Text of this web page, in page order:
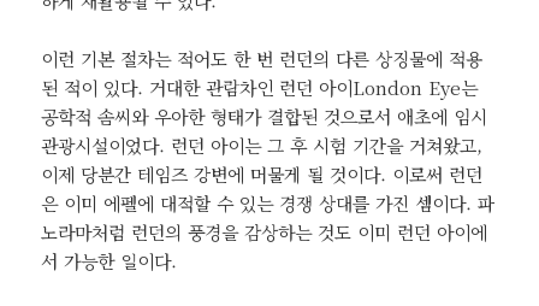
이런 기본 절차는 적어도 한 번 런던의 다른 상징물에 적용
된 적이 있다. 거대한 관람차인 런던 아이London Eye는
공학적 솜씨와 우아한 형태가 결합된 것으로서 애초에 임시
관광시설이었다. 런던 아이는 그 후 시험 기간을 거쳐왔고,
이제 당분간 테임즈 강변에 머물게 될 것이다. 이로써 런던
은 이미 에펠에 대적할 수 있는 경쟁 상대를 가진 셈이다. 파
노라마처럼 런던의 풍경을 감상하는 것도 이미 런던 아이에
서 가능한 일이다.